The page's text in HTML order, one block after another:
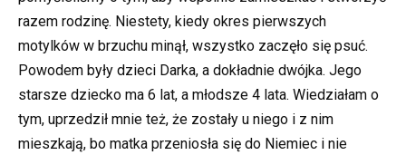
razem rodzinę. Niestety, kiedy okres pierwszych
motylków w brzuchu minął, wszystko zaczęło się psuć.
Powodem były dzieci Darka, a dokładnie dwójka. Jego
starsze dziecko ma 6 lat, a młodsze 4 lata. Wiedziałam o
tym, uprzedził mnie też, że zostały u niego i z nim
mieszkają, bo matka przeniosła się do Niemiec i nie